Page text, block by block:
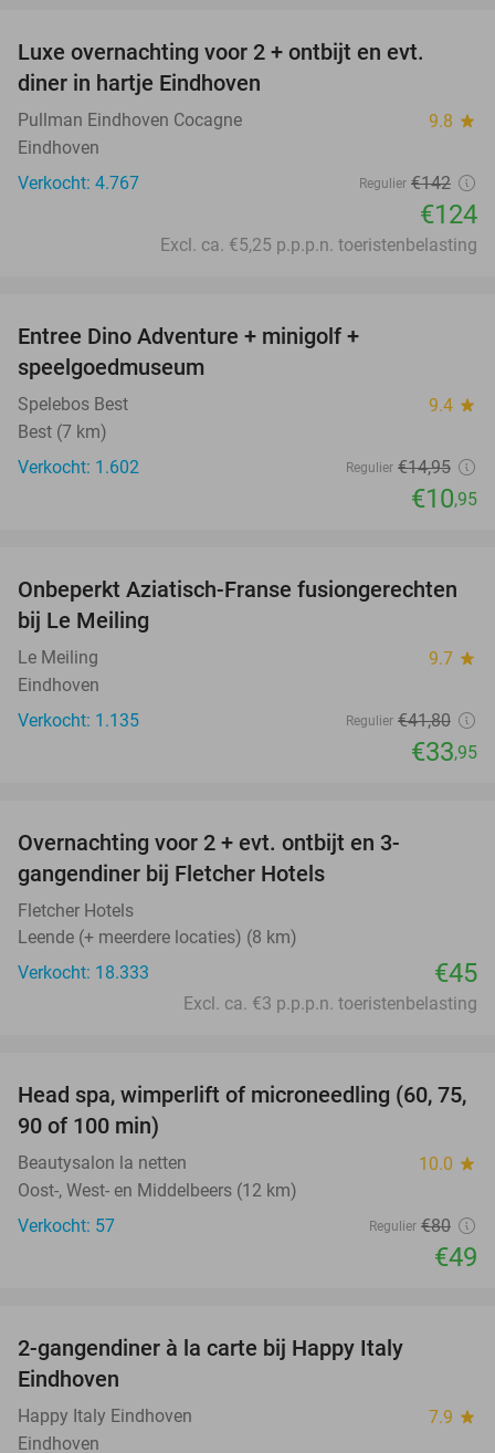
Luxe overnachting voor 2 + ontbijt en evt.
diner in hartje Eindhoven
Pullman Eindhoven Cocagne 9.8 star
Eindhoven
Verkocht: 4.767
Regulier €142
€124
Excl. ca. €5,25 p.p.p.n. toeristenbelasting
Entree Dino Adventure + minigolf +
speelgoedmuseum
Spelebos Best 9.4 star
Best (7 km)
Verkocht: 1.602
Regulier €14,95
€10,95
19%
Onbeperkt Aziatisch-Franse fusiongerechten
bij Le Meiling
Le Meiling 9.7 star
Eindhoven
Verkocht: 1.135
Regulier €41,80
€33,95
Overnachting voor 2 + evt. ontbijt en 3-
gangendiner bij Fletcher Hotels
Fletcher Hotels
Leende (+ meerdere locaties) (8 km)
Verkocht: 18.333
€45
Excl. ca. €3 p.p.p.n. toeristenbelasting
39%
Head spa, wimperlift of microneedling (60, 75,
90 of 100 min)
Beautysalon la netten 10.0 star
Oost-, West- en Middelbeers (12 km)
Verkocht: 57
Regulier €80
€49
2-gangendiner à la carte bij Happy Italy
Eindhoven
Happy Italy Eindhoven 7.9 star
Eindhoven